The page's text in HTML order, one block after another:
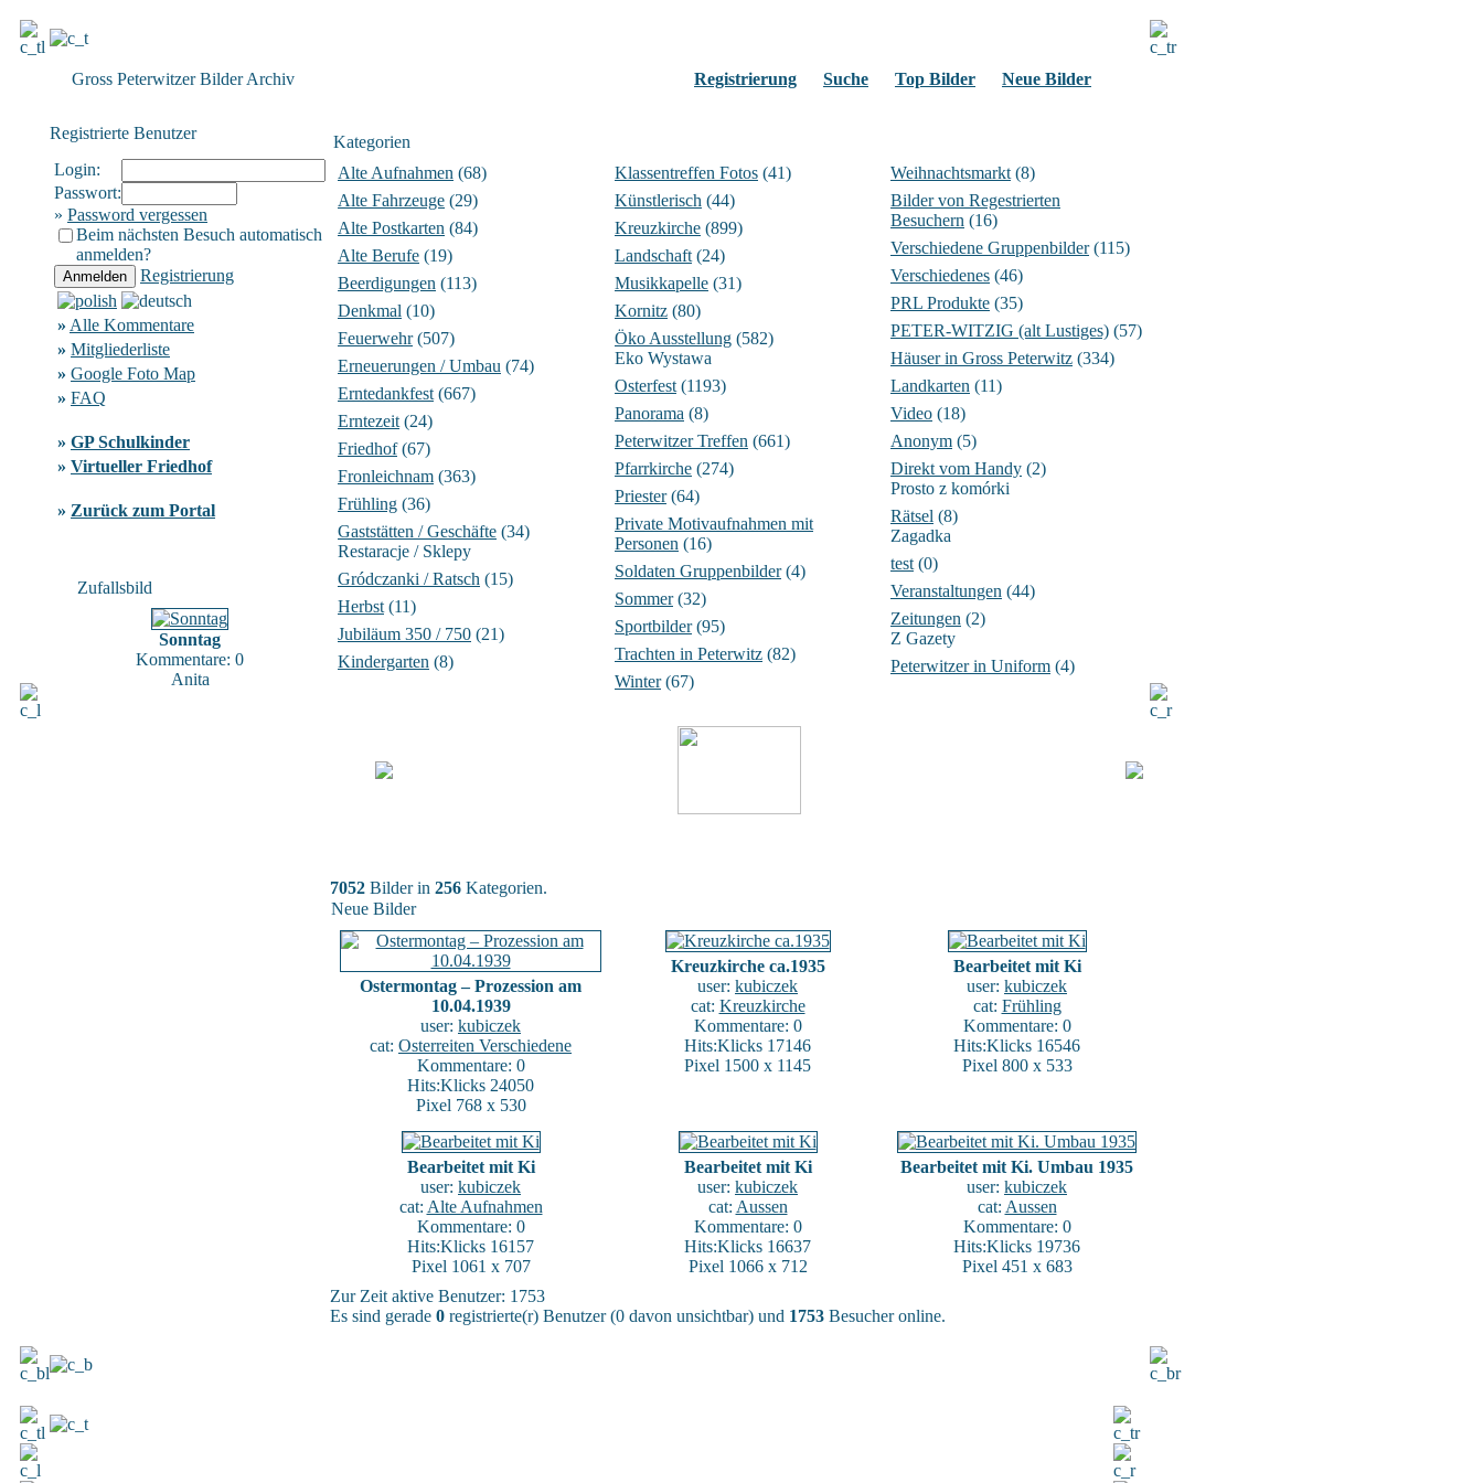
Gross Peterwitzer Bilder Archiv Registrierung Suche Top Bilder Neue Bilder
Registrierte Benutzer
Login:
Passwort:
» Password vergessen
Beim nächsten Besuch automatisch
anmelden?
Registrierung
» Alle Kommentare
» Mitgliederliste
» Google Foto Map
» FAQ
» GP Schulkinder
» Virtueller Friedhof
» Zurück zum Portal
Zufallsbild
Sonntag
Kommentare: 0
Anita
Kategorien
Alte Aufnahmen (68)
Alte Fahrzeuge (29)
Alte Postkarten (84)
Alte Berufe (19)
Beerdigungen (113)
Denkmal (10)
Feuerwehr(507)
Erneuerungen / Umbau (74)
Erntedankfest (667)
Erntezeit (24)
Friedhof(67)
Fronleichnam (363)
Frühling (36)
Gaststätten / Geschäfte (34)
Restaracje / Sklepy
Gródczanki / Ratsch (15)
Herbst (11)
Jubiläum 350 / 750 (21)
Kindergarten (8)
Klassentreffen Fotos (41)
Künstlerisch (44)
Kreuzkirche (899)
Landschaft (24)
Musikkapelle (31)
Kornitz (80)
Öko Ausstellung (582)
Eko Wystawa
Osterfest (1193)
Panorama (8)
Peterwitzer Treffen (661)
Pfarrkirche (274)
Priester(64)
Private Motivaufnahmen mit
Personen (16)
Soldaten Gruppenbilder(4)
Sommer(32)
Sportbilder(95)
Trachten in Peterwitz (82)
Winter(67)
Weihnachtsmarkt (8)
Bilder von Regestrierten
Besuchern (16)
Verschiedene Gruppenbilder(115)
Verschiedenes (46)
PRL Produkte (35)
PETER-WITZIG (alt Lustiges) (57)
Häuser in Gross Peterwitz (334)
Landkarten (11)
Video (18)
Anonym (5)
Direkt vom Handy (2)
Prosto z komórki
Rätsel (8)
Zagadka
test (0)
Veranstaltungen (44)
Zeitungen (2)
Z Gazety
Peterwitzer in Uniform (4)
7052 Bilder in 256 Kategorien.
Neue Bilder
Ostermontag – Prozession am
10.04.1939
user: kubiczek
cat: Osterreiten Verschiedene
Kommentare: 0
Hits:Klicks 24050
Pixel 768 x 530
Kreuzkirche ca.1935
user: kubiczek
cat: Kreuzkirche
Kommentare: 0
Hits:Klicks 17146
Pixel 1500 x 1145
Bearbeitet mit Ki
user: kubiczek
cat: Frühling
Kommentare: 0
Hits:Klicks 16546
Pixel 800 x 533
Bearbeitet mit Ki
user: kubiczek
cat: Alte Aufnahmen
Kommentare: 0
Hits:Klicks 16157
Pixel 1061 x 707
Bearbeitet mit Ki
user: kubiczek
cat: Aussen
Kommentare: 0
Hits:Klicks 16637
Pixel 1066 x 712
Bearbeitet mit Ki. Umbau 1935
user: kubiczek
cat: Aussen
Kommentare: 0
Hits:Klicks 19736
Pixel 451 x 683
Zur Zeit aktive Benutzer: 1753
Es sind gerade 0 registrierte(r) Benutzer (0 davon unsichtbar) und 1753 Besucher online.